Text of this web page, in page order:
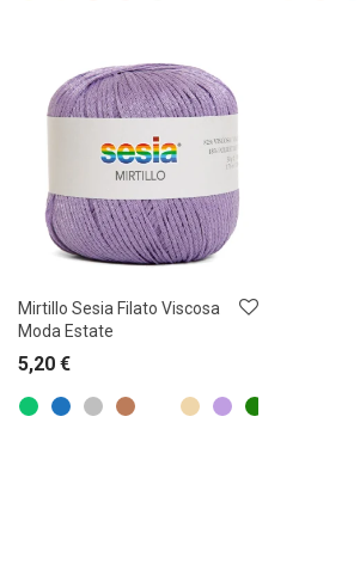
Mirtillo Sesia Filato Viscosa
Moda Estate
5,20 €